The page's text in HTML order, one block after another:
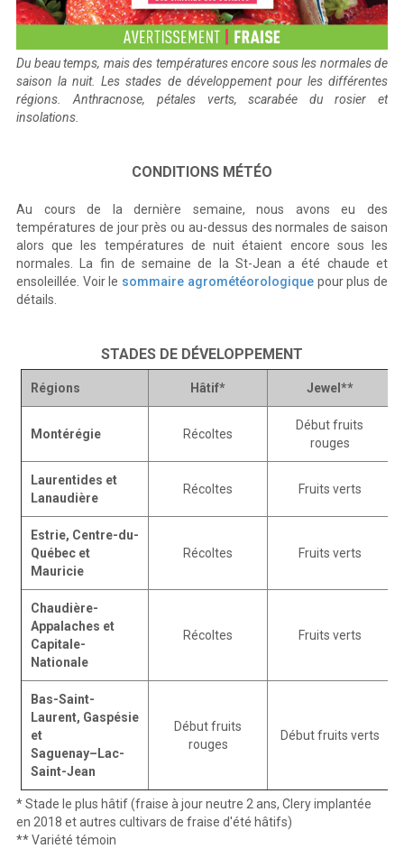
Du beau temps, mais des températures encore sous les normales de
saison la nuit. Les stades de développement pour les différentes
régions. Anthracnose, pétales verts, scarabée du rosier et
insolations.
CONDITIONS MÉTÉO
Au cours de la dernière semaine, nous avons eu des
températures de jour près ou au-dessus des normales de saison
alors que les températures de nuit étaient encore sous les
normales. La fin de semaine de la St-Jean a été chaude et
ensoleillée. Voir le sommaire agrométéorologiquepour plus de
détails.
STADES DE DÉVELOPPEMENT
Régions Hâtif* Jewel**
Montérégie Récoltes
Début fruits
rouges
Laurentides et
Lanaudière
Récoltes Fruits verts
Estrie, Centre-du-
Québec et
Mauricie
Récoltes Fruits verts
Chaudière-
Appalaches et
Capitale-
Nationale
Récoltes Fruits verts
Bas-Saint-
Laurent, Gaspésie
et
Saguenay–Lac-
Saint-Jean
Début fruits
rouges
Début fruits verts
* Stade le plus hâtif (fraise à jour neutre 2 ans, Clery implantée
en 2018 et autres cultivars de fraise d'été hâtifs)
** Variété témoin